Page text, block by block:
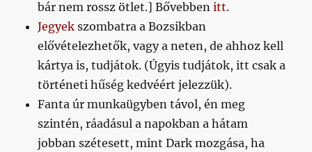
bár nem rossz ötlet.] Bővebbenitt.
Jegyek szombatra a Bozsikban
elővételezhetők, vagy a neten, de ahhoz kell
kártya is, tudjátok. (Úgyis tudjátok, itt csak a
történeti hűség kedvéért jelezzük).
Fanta úr munkaügyben távol, én meg
szintén, ráadásul a napokban a hátam
jobban szétesett, mint Dark mozgása, ha